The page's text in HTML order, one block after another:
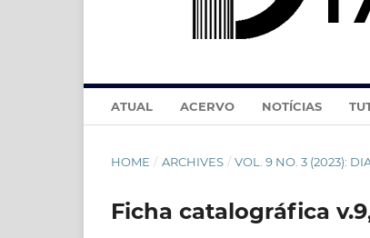
ATUAL ACERVO NOTÍCIAS
HOME / ARCHIVES / VOL. 9 NO. 3 (2023):
Ficha catalográfica